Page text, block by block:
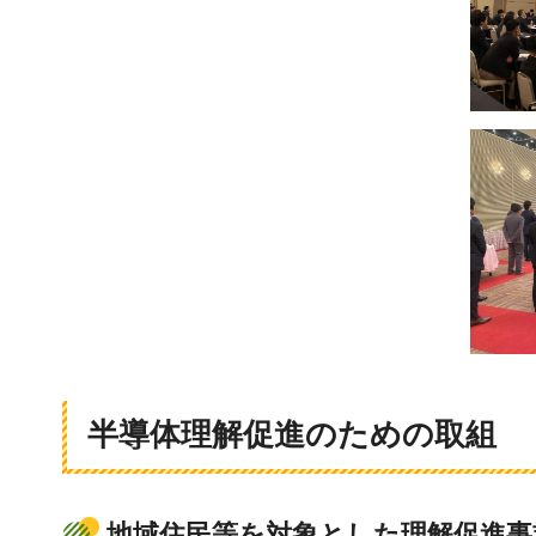
半導体理解促進のための取組